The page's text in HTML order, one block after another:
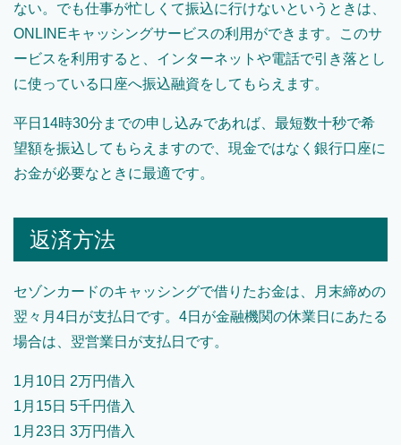
ない。でも仕事が忙しくて振込に行けないというときは、
ONLINEキャッシングサービスの利用ができます。このサ
ービスを利用すると、インターネットや電話で引き落とし
に使っている口座へ振込融資をしてもらえます。
平日14時30分までの申し込みであれば、最短数十秒で希
望額を振込してもらえますので、現金ではなく銀行口座に
お金が必要なときに最適です。
返済方法
セゾンカードのキャッシングで借りたお金は、月末締めの
翌々月4日が支払日です。4日が金融機関の休業日にあたる
場合は、翌営業日が支払日です。
1月10日 2万円借入
1月15日 5千円借入
1月23日 3万円借入